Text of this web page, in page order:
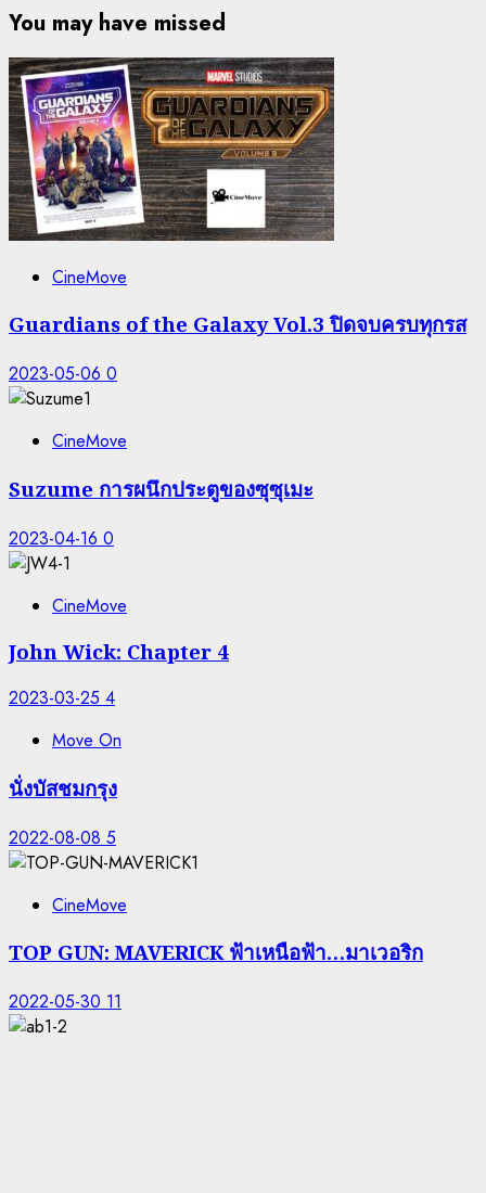
You may have missed
CineMove
Guardians of the Galaxy Vol.3 ปิดจบครบทุกรส
2023-05-06 0
CineMove
Suzume การผนึกประตูของซุซุเมะ
2023-04-16 0
CineMove
John Wick: Chapter 4
2023-03-25 4
Move On
นั่งบัสชมกรุง
2022-08-08 5
CineMove
TOP GUN: MAVERICK ฟ้าเหนือฟ้า…มาเวอริก
2022-05-30 11